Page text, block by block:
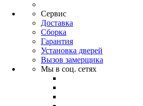
Сервис
Доставка
Сборка
Гарантия
Установка дверей
Вызов замерщика
Мы в соц. сетях